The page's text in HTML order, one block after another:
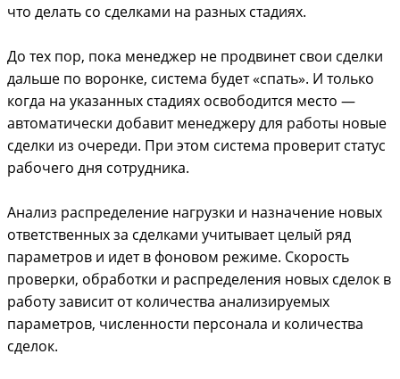
что делать со сделками на разных стадиях.
До тех пор, пока менеджер не продвинет свои сделки
дальше по воронке, система будет «спать». И только
когда на указанных стадиях освободится место —
автоматически добавит менеджеру для работы новые
сделки из очереди. При этом система проверит статус
рабочего дня сотрудника.
Анализ распределение нагрузки и назначение новых
ответственных за сделками учитывает целый ряд
параметров и идет в фоновом режиме. Скорость
проверки, обработки и распределения новых сделок в
работу зависит от количества анализируемых
параметров, численности персонала и количества
сделок.